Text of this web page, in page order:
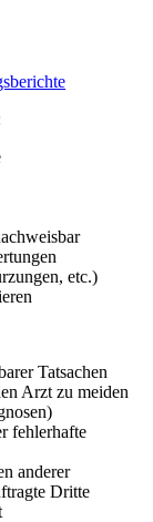
etc.)
Tatsachen
Arzt zu meiden
fehlerhafte
anderer
Dritte